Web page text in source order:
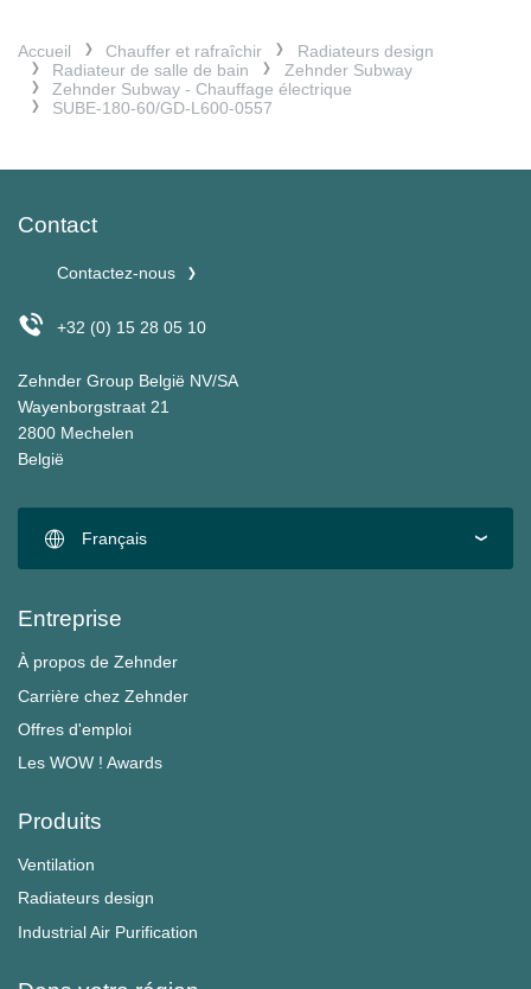
Accueil Chauffer et rafraîchir
Radiateurs design
Radiateur de salle de bain
Zehnder Subway
Zehnder Subway - Chauffage électrique
SUBE-180-60/GD-L600-0557
Contact
Contactez-nous
+32 (0) 15 28 05 10
Zehnder Group België NV/SA
Wayenborgstraat 21
2800 Mechelen
België
Français
Entreprise
À propos de Zehnder
Carrière chez Zehnder
Offres d'emploi
Les WOW ! Awards
Produits
Ventilation
Radiateurs design
Industrial Air Purification